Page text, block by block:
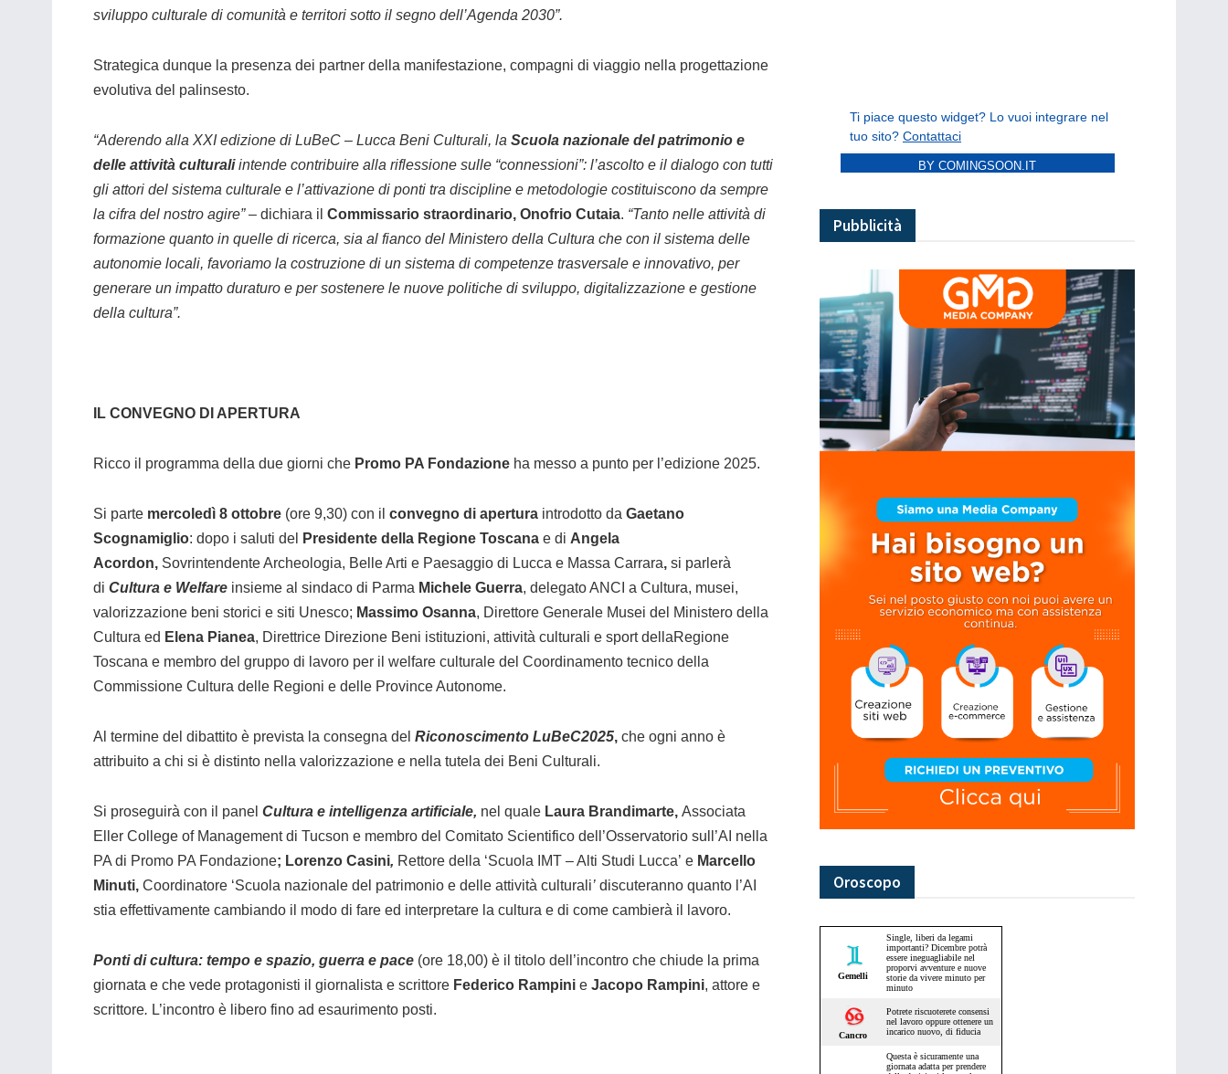
sviluppo culturale di comunità e territori sotto il segno dell’Agenda 2030”.
Strategica dunque la presenza dei partner della manifestazione, compagni di viaggio nella progettazione
evolutiva del palinsesto.
“Aderendo alla XXI edizione di LuBeC – Lucca Beni Culturali, la Scuola nazionale del patrimonio e
delle attività culturaliintende contribuire alla riflessione sulle “connessioni”: l’ascolto e il dialogo con tutti
gli attori del sistema culturale e l’attivazione di ponti tra discipline e metodologie costituiscono da sempre
la cifra del nostro agire”– dichiara il Commissario straordinario, Onofrio Cutaia. “Tanto nelle attività di
formazione quanto in quelle di ricerca, sia al fianco del Ministero della Cultura che con il sistema delle
autonomie locali, favoriamo la costruzione di un sistema di competenze trasversale e innovativo, per
generare un impatto duraturo e per sostenere le nuove politiche di sviluppo, digitalizzazione e gestione
della cultura”.
IL CONVEGNO DI APERTURA
Ricco il programma della due giorni che Promo PA Fondazione ha messo a punto per l’edizione 2025.
Si parte mercoledì 8 ottobre (ore 9,30) con il convegno di apertura introdotto da Gaetano
Scognamiglio: dopo i saluti del Presidente della Regione Toscana e di Angela
Acordon, Sovrintendente Archeologia, Belle Arti e Paesaggio di Lucca e Massa Carrara, si parlerà
di Cultura e Welfare insieme al sindaco di Parma Michele Guerra, delegato ANCI a Cultura, musei,
valorizzazione beni storici e siti Unesco; Massimo Osanna, Direttore Generale Musei del Ministero della
Cultura ed Elena Pianea, Direttrice Direzione Beni istituzioni, attività culturali e sport dellaRegione
Toscana e membro del gruppo di lavoro per il welfare culturale del Coordinamento tecnico della
Commissione Cultura delle Regioni e delle Province Autonome.
Al termine del dibattito è prevista la consegna del Riconoscimento LuBeC2025, che ogni anno è
attribuito a chi si è distinto nella valorizzazione e nella tutela dei Beni Culturali.
Si proseguirà con il panel Cultura e intelligenza artificiale, nel quale Laura Brandimarte, Associata
Eller College of Management di Tucson e membro del Comitato Scientifico dell’Osservatorio sull’AI nella
PA di Promo PA Fondazione; Lorenzo Casini, Rettore della ‘Scuola IMT – Alti Studi Lucca’ e Marcello
Minuti, Coordinatore ‘Scuola nazionale del patrimonio e delle attività culturali’ discuteranno quanto l’AI
stia effettivamente cambiando il modo di fare ed interpretare la cultura e di come cambierà il lavoro.
Ponti di cultura: tempo e spazio, guerra e pace (ore 18,00) è il titolo dell’incontro che chiude la prima
giornata e che vede protagonisti il giornalista e scrittore Federico Rampini e Jacopo Rampini, attore e
scrittore. L’incontro è libero fino ad esaurimento posti.
BY COMINGSOON.IT
Pubblicità
Oroscopo